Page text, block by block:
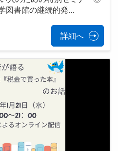
図書館の継続的発…
詳細へ